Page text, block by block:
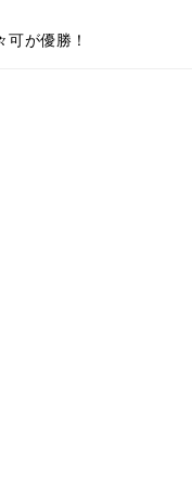
が優勝！